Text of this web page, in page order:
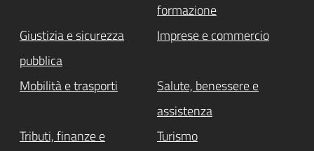
formazione
Giustizia e sicurezza
pubblica
Imprese e commercio
Mobilità e trasporti
Salute, benessere e
assistenza
Tributi, finanze e
Turismo